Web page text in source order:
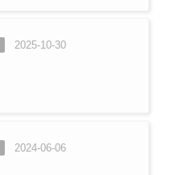
2025-10-30
2024-06-06